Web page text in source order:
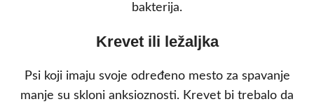
bakterija.
Krevet ili ležaljka
Psi koji imaju svoje određeno mesto za spavanje
manje su skloni anksioznosti. Krevet bi trebalo da